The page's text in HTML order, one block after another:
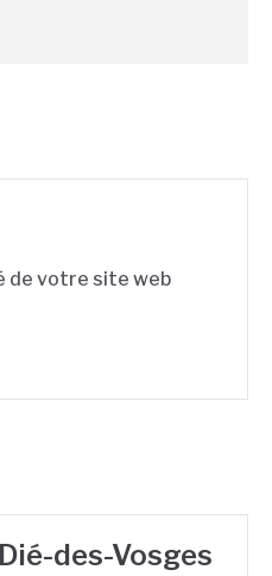
de votre site web
des-Vosges